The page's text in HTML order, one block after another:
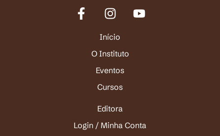
Início
O Instituto
Eventos
Cursos
Editora
Login / Minha Conta